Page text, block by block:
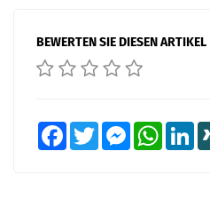
BEWERTEN SIE DIESEN ARTIKEL
FacebookTwitter MessengerWhatsApp